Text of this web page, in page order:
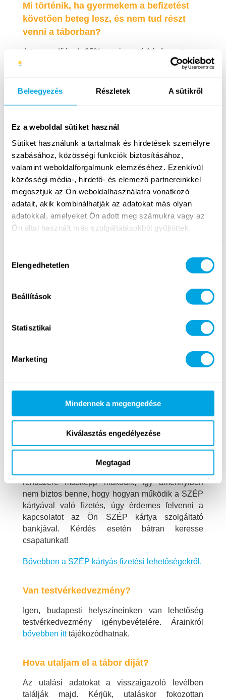
Beleegyezés Részletek A sütikről
Ez a weboldal sütiket használ
Sütiket használunk a tartalmak és hirdetések személyre
szabásához, közösségi funkciók biztosításához,
valamint weboldalforgalmunk elemzéséhez. Ezenkívül
közösségi média-, hirdető- és elemező partnereinkkel
megosztjuk az Ön weboldalhasználatra vonatkozó
adatait, akik kombinálhatják az adatokat más olyan
adatokkal, amelyeket Ön adott meg számukra vagy az
Ön által használt más szolgáltatásokból gyűjtöttek.
kiválasztása
Elengedhetetlen
Beállítások
Statisztikai
Marketing
Mindennek a megengedése
Kiválasztás engedélyezése
Megtagad
Mi történik, ha gyermekem a befizetést
követően beteg lesz, és nem tud részt
venni a táborban?
A turnus díjának 95%-os visszatérítésére a turnus
kezdete előtt két héttel hétfőig jogosult (ez esetben
teljes tábordíjból). Ugyaneddig a dátumig a turnus
– a szabad helyek függvényében – díjtalanul
visszamondás esetén a turnus díjának 50%-os
visszatérítésére van lehetőség, ezt követően
visszatérítésre nincs mód. A lemondást mindig
írásban kell megerősíteni (emailben a
tabor@funside.hu vagy budapest@funside.hu
címen); a visszatérítés a megerősítést követően 30
napon belül kerül visszautalásra az eredeti
befizetőnek. Amennyiben a gyermek betegség
az adott nyáron belül, a szabad helyek
függvényében – pótdíj nélkül másik turnusra
turnust megelőző pénteken 15:00-ig írásban jelzik
(emailben a tabor@funside.hu vagy a
budapest@funside.hu címen) és az emailhez
mellékelik az orvosi igazolást (utólag kiállított
Tudok SZÉP kártyával fizetni?
Budapesti táborainknál a turnus díja részben vagy
teljes egészében SZÉP Kártyáról is fizethető. A
SZÉP kártya zsebek összevonása után idéntől a
rendszere másképp működik, így amennyiben
nem biztos benne, hogy hogyan működik a SZÉP
kártyával való fizetés, úgy érdemes felvenni a
kapcsolatot az Ön SZÉP kártya szolgáltató
bankjával. Kérdés esetén bátran keresse
csapatunkat!
Bővebben a SZÉP kártyás fizetési lehetőségekről.
Van testvérkedvezmény?
Igen, budapesti helyszíneinken van lehetőség
testvérkedvezmény igénybevételére. Árainkról
bővebben itttájékozódhatnak.
Hova utaljam el a tábor díját?
Az utalási adatokat a visszaigazoló levélben
találják majd. Kérjük, utaláskor fokozottan